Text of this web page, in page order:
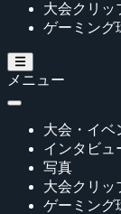
大会クリッ
ゲーミング
メニュー
大会・イベ
インタビュ
写真
大会クリッ
ゲーミング